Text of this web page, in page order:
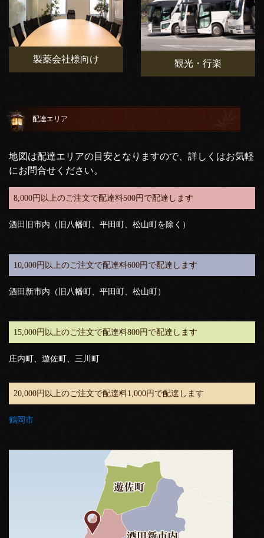
製薬会社様向け 観光・行楽
配達エリア
地図は配達エリアの目安となりますので、詳しくはお気軽
にお問合せください。
8,000円以上のご注文で配達料500円で配達します
酒田旧市内（旧八幡町、平田町、松山町を除く）
10,000円以上のご注文で配達料600円で配達します
酒田新市内（旧八幡町、平田町、松山町）
15,000円以上のご注文で配達料800円で配達します
庄内町、遊佐町、三川町
20,000円以上のご注文で配達料1,000円で配達します
鶴岡市